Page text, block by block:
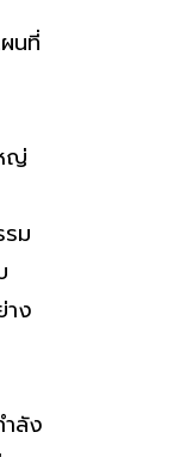
นที่
ญ่
ม
าง
ลัง